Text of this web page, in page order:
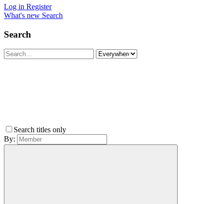
Log in Register
What's new Search
Search
Search titles only
By: